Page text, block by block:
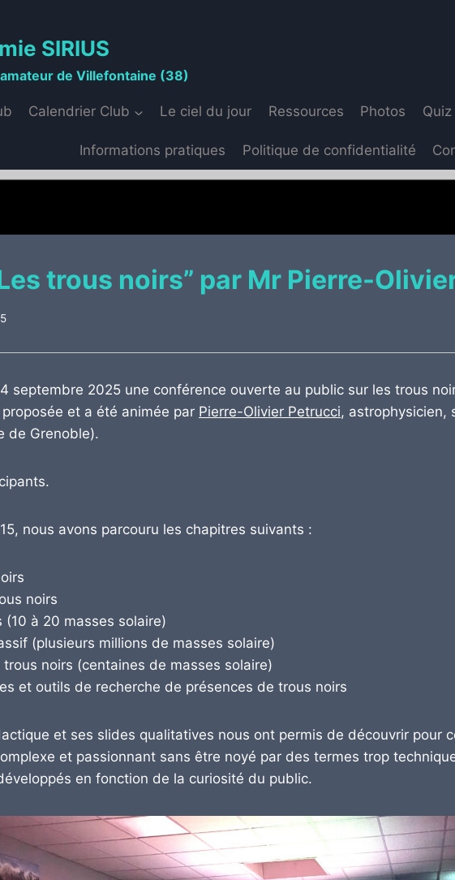
SIRIUS
de Villefontaine (38)
Calendrier Club Le ciel du jour Ressources Photos Quiz
Informations pratiques Politique de confidentialité
trous noirs” par Mr Pierre-
septembre 2025 une conférence ouverte au public sur les trous
et a été animée par Pierre-Olivier Petrucci, astrophysicien,
de Grenoble).
nous avons parcouru les chapitres suivants :
noirs
(10 à 20 masses solaire)
(plusieurs millions de masses solaire)
noirs (centaines de masses solaire)
et outils de recherche de présences de trous noirs
et ses slides qualitatives nous ont permis de découvrir pour
et passionnant sans être noyé par des termes trop
en fonction de la curiosité du public.